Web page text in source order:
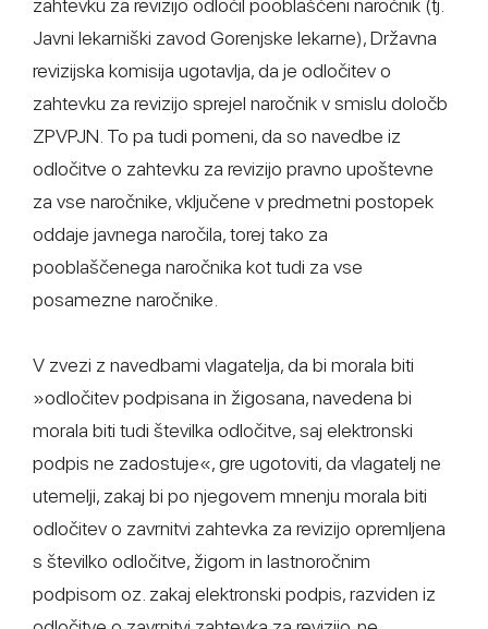
zahtevku za revizijo odločil pooblaščeni naročnik (tj.
Javni lekarniški zavod Gorenjske lekarne), Državna
revizijska komisija ugotavlja, da je odločitev o
zahtevku za revizijo sprejel naročnik v smislu določb
ZPVPJN. To pa tudi pomeni, da so navedbe iz
odločitve o zahtevku za revizijo pravno upoštevne
za vse naročnike, vključene v predmetni postopek
oddaje javnega naročila, torej tako za
pooblaščenega naročnika kot tudi za vse
posamezne naročnike.
V zvezi z navedbami vlagatelja, da bi morala biti
»odločitev podpisana in žigosana, navedena bi
morala biti tudi številka odločitve, saj elektronski
podpis ne zadostuje«, gre ugotoviti, da vlagatelj ne
utemelji, zakaj bi po njegovem mnenju morala biti
odločitev o zavrnitvi zahtevka za revizijo opremljena
s številko odločitve, žigom in lastnoročnim
podpisom oz. zakaj elektronski podpis, razviden iz